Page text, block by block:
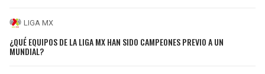
LIGA MX
¿QUÉ EQUIPOS DE LA LIGA MX HAN SIDO CAMPEONES PREVIO A UN
MUNDIAL?